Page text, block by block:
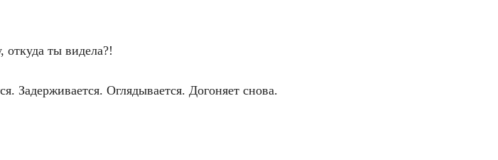
откуда ты видела?!
Задерживается. Оглядывается. Догоняет снова.